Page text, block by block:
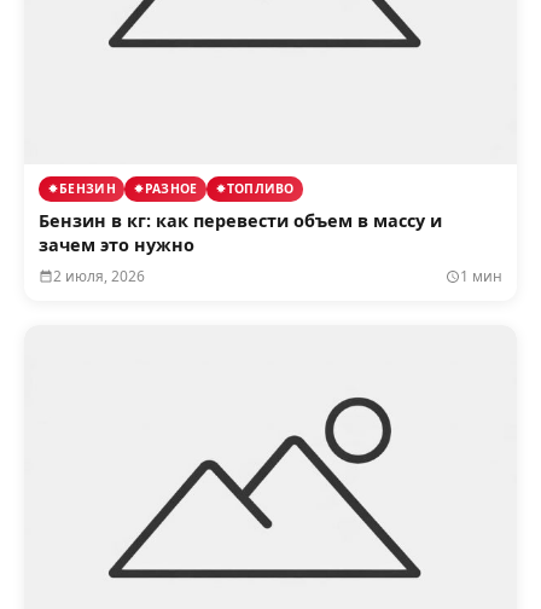
БЕНЗИН РАЗНОЕ ТОПЛИВО
Бензин в кг: как перевести объем в массу и
зачем это нужно
2 июля, 2026 1 мин